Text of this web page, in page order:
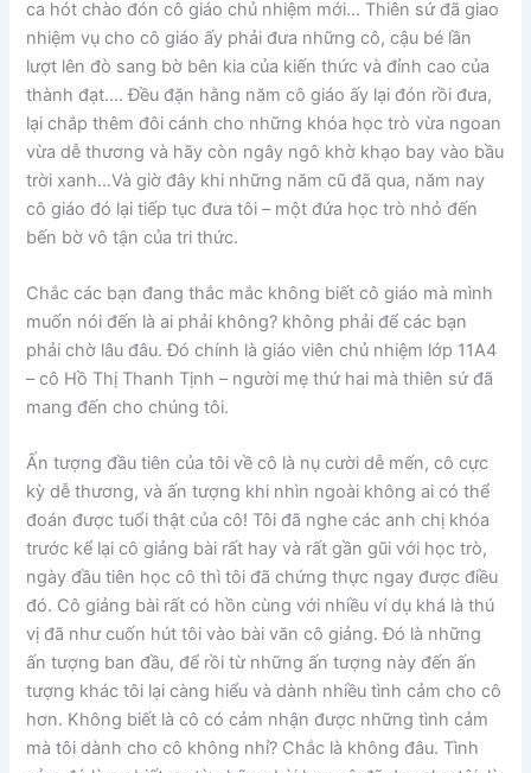
ca hót chào đón cô giáo chủ nhiệm mới… Thiên sứ đã giao
nhiệm vụ cho cô giáo ấy phải đưa những cô, cậu bé lần
lượt lên đò sang bờ bên kia của kiến thức và đỉnh cao của
thành đạt…. Đều đặn hằng năm cô giáo ấy lại đón rồi đưa,
lại chắp thêm đôi cánh cho những khóa học trò vừa ngoan
vừa dễ thương và hãy còn ngây ngô khờ khạo bay vào bầu
trời xanh…Và giờ đây khi những năm cũ đã qua, năm nay
cô giáo đó lại tiếp tục đưa tôi – một đứa học trò nhỏ đến
bến bờ vô tận của tri thức.
Chắc các bạn đang thắc mắc không biết cô giáo mà mình
muốn nói đến là ai phải không? không phải để các bạn
phải chờ lâu đâu. Đó chính là giáo viên chủ nhiệm lớp 11A4
– cô Hồ Thị Thanh Tịnh – người mẹ thứ hai mà thiên sứ đã
mang đến cho chúng tôi.
Ấn tượng đầu tiên của tôi về cô là nụ cười dễ mến, cô cực
kỳ dễ thương, và ấn tượng khi nhìn ngoài không ai có thể
đoán được tuổi thật của cô! Tôi đã nghe các anh chị khóa
trước kể lại cô giảng bài rất hay và rất gần gũi với học trò,
ngày đầu tiên học cô thì tôi đã chứng thực ngay được điều
đó. Cô giảng bài rất có hồn cùng với nhiều ví dụ khá là thú
vị đã như cuốn hút tôi vào bài văn cô giảng. Đó là những
ấn tượng ban đầu, để rồi từ những ấn tượng này đến ấn
tượng khác tôi lại càng hiểu và dành nhiều tình cảm cho cô
hơn. Không biết là cô có cảm nhận được những tình cảm
mà tôi dành cho cô không nhỉ? Chắc là không đâu. Tình